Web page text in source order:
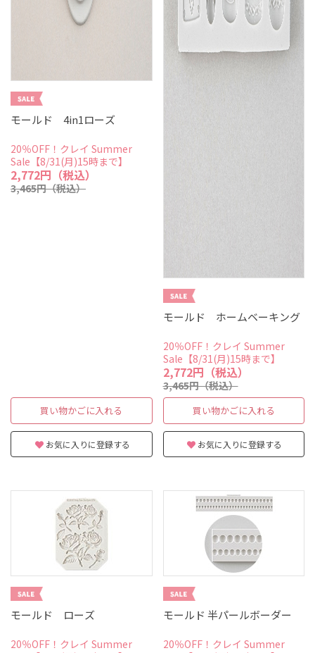
モールド 4in1ローズ
20％OFF！クレイ Summer
Sale【8/31(月)15時まで】
2,772円（税込）
3,465円（税込）
買い物かごに入れる
お気に入りに登録する
モールド ホームベーキング
20％OFF！クレイ Summer
Sale【8/31(月)15時まで】
2,772円（税込）
3,465円（税込）
買い物かごに入れる
お気に入りに登録する
モールド ローズ
20％OFF！クレイ Summer
モールド 半パールボーダー
20％OFF！クレイ Summer